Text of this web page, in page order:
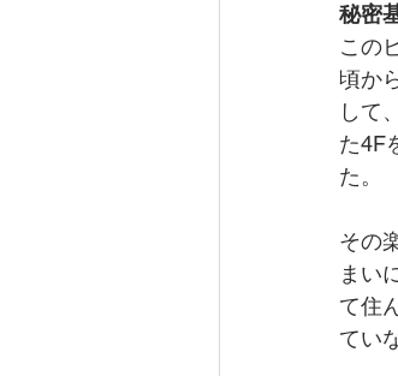
秘密
この
頃か
して
た4F
た。
その
まい
て住
てい